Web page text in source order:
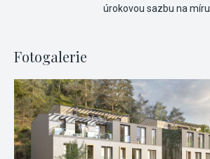
úrokovou sazbu na míru.
Fotogalerie